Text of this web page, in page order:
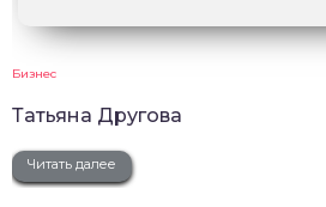
Бизнес
Татьяна Другова
Читать далее